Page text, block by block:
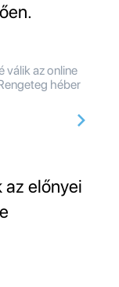
válik az online
héber
előnyei